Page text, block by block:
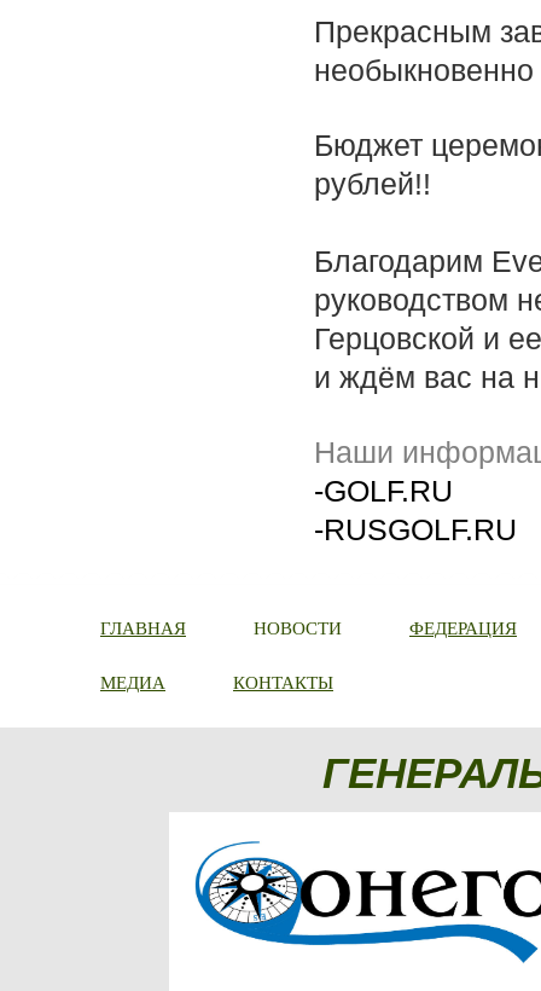
Прекрасным
Бюджет
рублей!!
Благодарим
руководством
Герцовской и
и ждём вас на
Наши
-GOLF.RU
-RUSGOLF.RU
ГЛАВНАЯ НОВОСТИ ФЕДЕРАЦИЯ
МЕДИА КОНТАКТЫ